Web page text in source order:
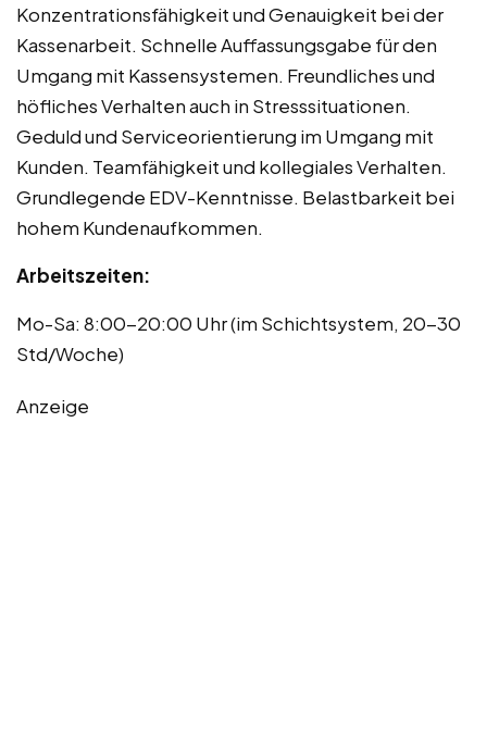
Konzentrationsfähigkeit und Genauigkeit bei der
Kassenarbeit. Schnelle Auffassungsgabe für den
Umgang mit Kassensystemen. Freundliches und
höfliches Verhalten auch in Stresssituationen.
Geduld und Serviceorientierung im Umgang mit
Kunden. Teamfähigkeit und kollegiales Verhalten.
Grundlegende EDV-Kenntnisse. Belastbarkeit bei
hohem Kundenaufkommen.
Arbeitszeiten:
Mo-Sa: 8:00-20:00 Uhr (im Schichtsystem, 20-30
Std/Woche)
Anzeige